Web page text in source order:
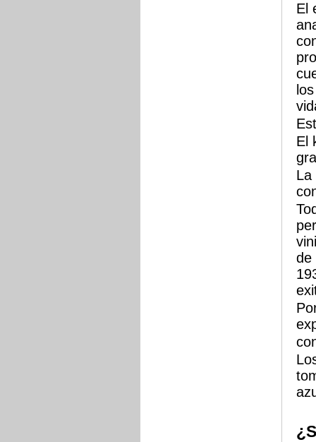
El
El
La
de